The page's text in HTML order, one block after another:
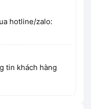
hotline/zalo:
tin khách hàng